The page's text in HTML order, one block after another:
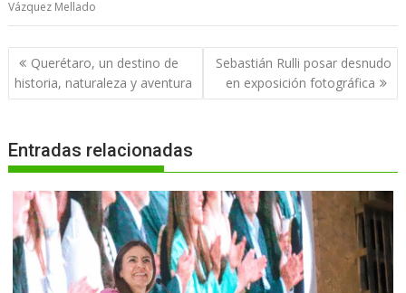
Vázquez Mellado
Navegación
de
entradas
Querétaro, un destino de
historia, naturaleza y aventura
Sebastián Rulli posar desnudo
en exposición fotográfica
Entradas relacionadas